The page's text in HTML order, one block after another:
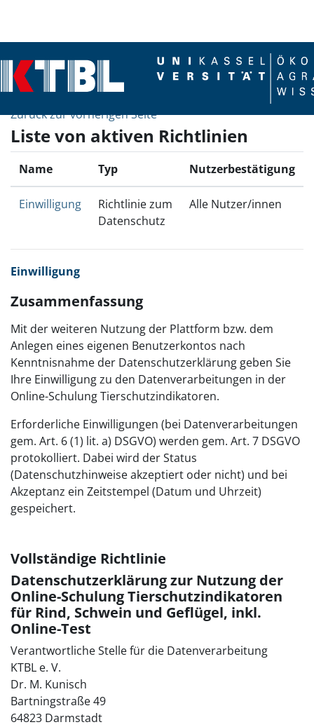
Zurück zur vorherigen Seite
Liste von aktiven Richtlinien
Name Typ Nutzerbestätigung
Einwilligung
Richtlinie zum
Datenschutz
Alle Nutzer/innen
Einwilligung
Zusammenfassung
Mit der weiteren Nutzung der Plattform bzw. dem
Anlegen eines eigenen Benutzerkontos nach
Kenntnisnahme der Datenschutzerklärung geben Sie
Ihre Einwilligung zu den Datenverarbeitungen in der
Online-Schulung Tierschutzindikatoren.
Erforderliche Einwilligungen (bei Datenverarbeitungen
gem. Art. 6 (1) lit. a) DSGVO) werden gem. Art. 7 DSGVO
protokolliert. Dabei wird der Status
(Datenschutzhinweise akzeptiert oder nicht) und bei
Akzeptanz ein Zeitstempel (Datum und Uhrzeit)
gespeichert.
Vollständige Richtlinie
Datenschutzerklärung zur Nutzung der
Online-Schulung Tierschutzindikatoren
für Rind, Schwein und Geflügel, inkl.
Online-Test
Verantwortliche Stelle für die Datenverarbeitung
KTBL e. V.
Dr. M. Kunisch
Bartningstraße 49
64823 Darmstadt